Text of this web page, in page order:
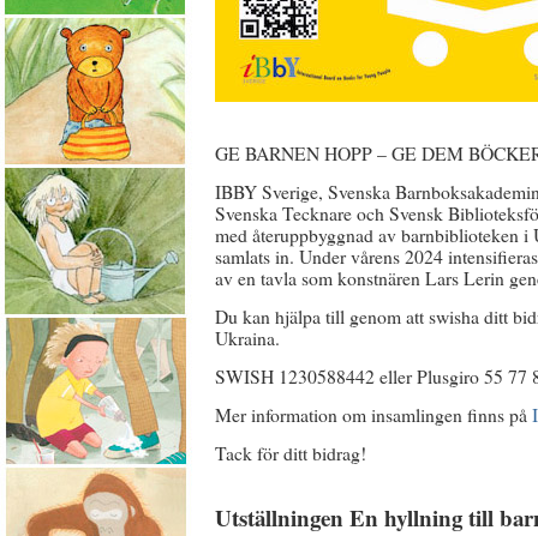
GE BARNEN HOPP – GE DEM
IBBY Sverige, Svenska
Svenska Tecknare och Svensk
med återuppbyggnad av barnbiblioteken
samlats in. Under vårens 2024
av en tavla som konstnären Lars Lerin
Du kan hjälpa till genom att swisha ditt
Ukraina.
SWISH 1230588442 eller Plusgiro 55 77
Mer information om insamlingen finns på
Tack för ditt bidrag!
Utställningen En hyllning till